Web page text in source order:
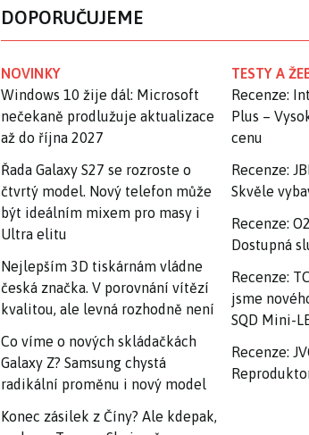
DOPORUČUJEME
NOVINKY
Windows 10 žije dál: Microsoft
nečekaně prodlužuje aktualizace
až do října 2027
Řada Galaxy S27 se rozroste o
čtvrtý model. Nový telefon může
být ideálním mixem pro masy i
Ultra elitu
Nejlepším 3D tiskárnám vládne
česká značka. V porovnání vítězí
kvalitou, ale levná rozhodně není
Co víme o nových skládačkách
Galaxy Z? Samsung chystá
radikální proměnu i nový model
Konec zásilek z Číny? Ale kdepak,
TESTY A
Recenze:
Plus –
cenu
Recenze:
Skvěle
Recenze:
Dostupná
Recenze:
jsme
SQD Mini-
Recenze: